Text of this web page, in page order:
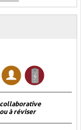
à réviser